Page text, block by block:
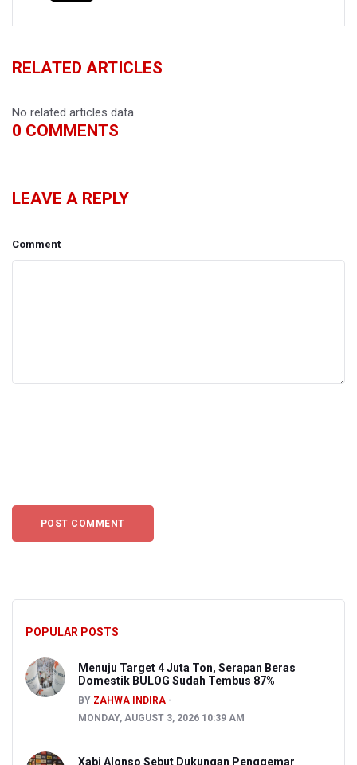
RELATED ARTICLES
No related articles data.
0 COMMENTS
LEAVE A REPLY
Comment
POPULAR POSTS
Menuju Target 4 Juta Ton, Serapan Beras
Domestik BULOG Sudah Tembus 87%
BY ZAHWA INDIRA
MONDAY, AUGUST 3, 2026 10:39 AM
Xabi Alonso Sebut Dukungan Penggemar